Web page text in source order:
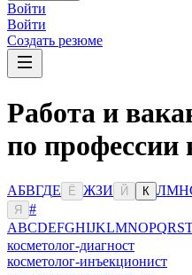
Войти
Войти
Создать резюме
Работа и
по профессии
АБВГДЕ Ё ЖЗИ Й К ЛМН
Я
#
ABCDEFGHIJKLMNOPQRS
косметолог-диагност
косметолог-инъекционист